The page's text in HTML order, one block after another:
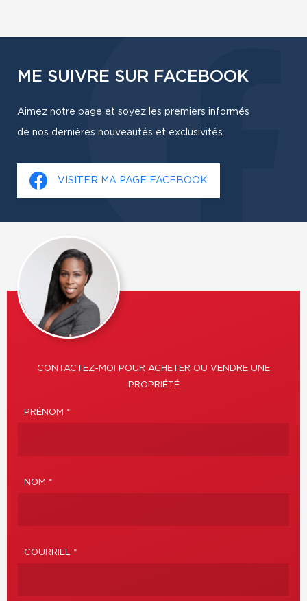
ME SUIVRE SUR FACEBOOK
Aimez notre page et soyez les premiers informés
de nos dernières nouveautés et exclusivités.
VISITER MA PAGE FACEBOOK
CONTACTEZ-MOI POUR ACHETER OU VENDRE UNE
PROPRIÉTÉ
PRÉNOM *
NOM *
COURRIEL *